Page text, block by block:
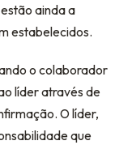
ainda a
estabelecidos.
o colaborador
líder através de
O líder,
que